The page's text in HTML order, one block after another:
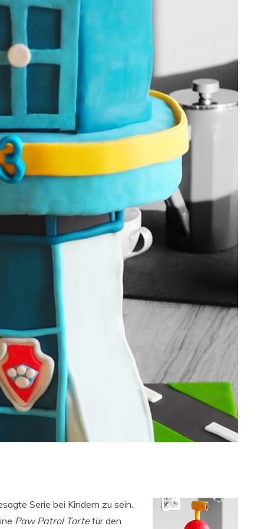
Serie bei Kindern zu sein.
Paw Patrol Tortefür den